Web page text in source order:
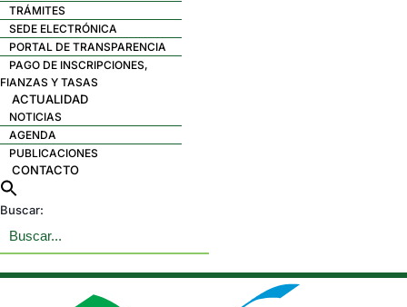
TRÁMITES
SEDE ELECTRÓNICA
PORTAL DE TRANSPARENCIA
PAGO DE INSCRIPCIONES,
FIANZAS Y TASAS
ACTUALIDAD
NOTICIAS
AGENDA
PUBLICACIONES
CONTACTO
Buscar: